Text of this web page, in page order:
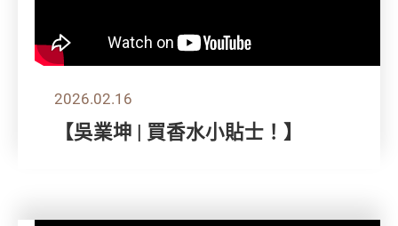
2026.02.16
【吳業坤 | 買香水小貼士！】